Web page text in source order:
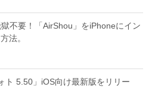
獄不要！「AirShou」をiPhoneにイン
法。
ト 5.50」iOS向け最新版をリリー